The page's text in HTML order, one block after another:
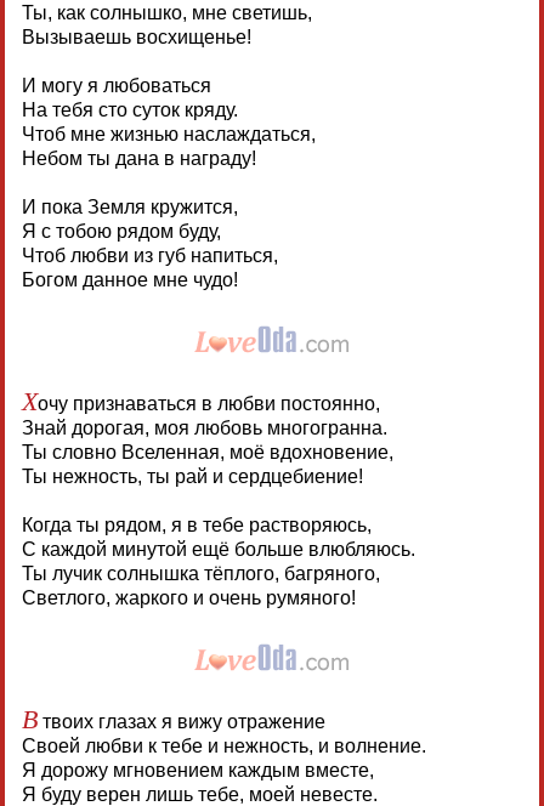
Ты, как солнышко, мне светишь,
Вызываешь восхищенье!
И могу я любоваться
На тебя сто суток кряду.
Чтоб мне жизнью наслаждаться,
Небом ты дана в награду!
И пока Земля кружится,
Я с тобою рядом буду,
Чтоб любви из губ напиться,
Богом данное мне чудо!
Хочу признаваться в любви постоянно,
Знай дорогая, моя любовь многогранна.
Ты словно Вселенная, моё вдохновение,
Ты нежность, ты рай и сердцебиение!
Когда ты рядом, я в тебе растворяюсь,
С каждой минутой ещё больше влюбляюсь.
Ты лучик солнышка тёплого, багряного,
Светлого, жаркого и очень румяного!
Втвоих глазах я вижу отражение
Своей любви к тебе и нежность, и волнение.
Я дорожу мгновением каждым вместе,
Я буду верен лишь тебе, моей невесте.